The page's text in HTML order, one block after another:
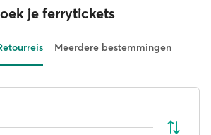
je ferrytickets
Meerdere bestemmingen